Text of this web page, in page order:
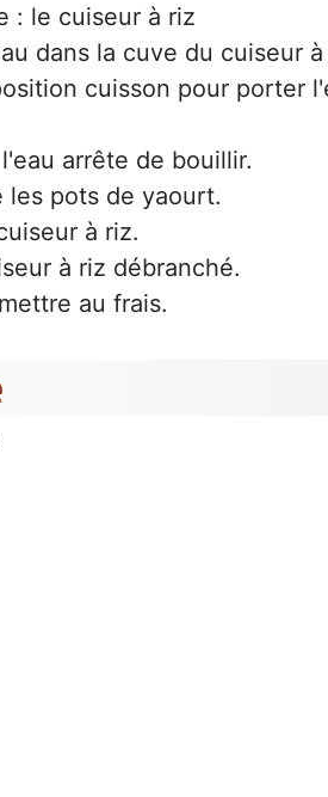
: le cuiseur à riz
dans la cuve du cuiseur à
cuisson pour porter
arrête de bouillir.
les pots de yaourt.
à riz.
à riz débranché.
au frais.